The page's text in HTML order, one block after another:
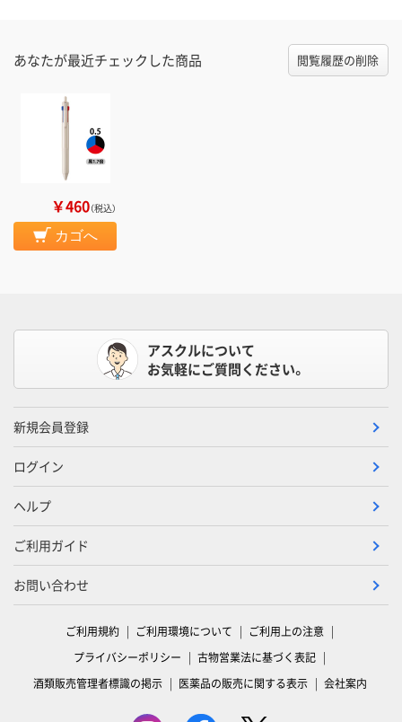
あなたが最近チェックした商品 閲覧履歴の削除
￥460（税込）
カゴへ
アスクルについて
お気軽にご質問ください。
新規会員登録
ログイン
ヘルプ
ご利用ガイド
お問い合わせ
ご利用規約 ご利用環境について
ご利用上の注意
プライバシーポリシー
古物営業法に基づく表記
酒類販売管理者標識の掲示
医薬品の販売に関する表示 会社案内